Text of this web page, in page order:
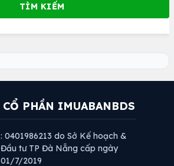
PHẦN IMUABANBDS
: 0401986213 do Sở Kế hoạch &
Đầu tư TP Đà Nẵng cấp ngày
01/7/2019